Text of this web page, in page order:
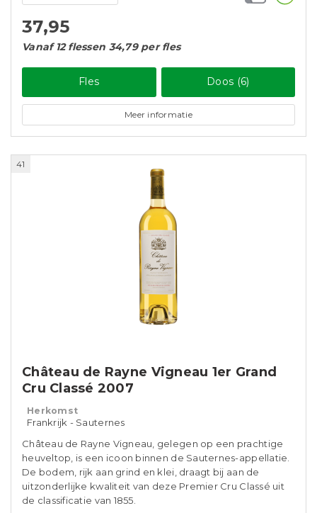
37,95
Vanaf 12 flessen 34,79 per fles
Fles Doos (6)
Meer informatie
41
Château de Rayne Vigneau 1er Grand
Cru Classé 2007
Herkomst
Frankrijk - Sauternes
Château de Rayne Vigneau, gelegen op een prachtige
heuveltop, is een icoon binnen de Sauternes-appellatie.
De bodem, rijk aan grind en klei, draagt bij aan de
uitzonderlijke kwaliteit van deze Premier Cru Classé uit
de classificatie van 1855.